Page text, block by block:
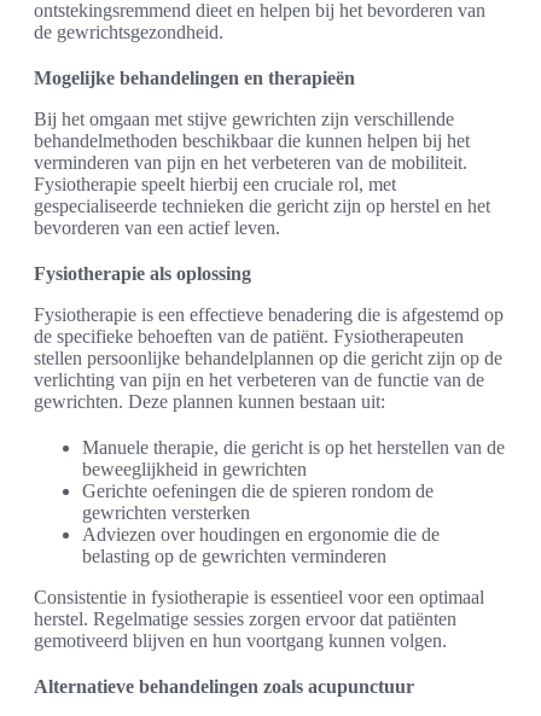
ontstekingsremmend dieet en helpen bij het bevorderen van
de gewrichtsgezondheid.
Mogelijke behandelingen en therapieën
Bij het omgaan met stijve gewrichten zijn verschillende
behandelmethoden beschikbaar die kunnen helpen bij het
verminderen van pijn en het verbeteren van de mobiliteit.
Fysiotherapie speelt hierbij een cruciale rol, met
gespecialiseerde technieken die gericht zijn op herstel en het
bevorderen van een actief leven.
Fysiotherapie als oplossing
Fysiotherapie is een effectieve benadering die is afgestemd op
de specifieke behoeften van de patiënt. Fysiotherapeuten
stellen persoonlijke behandelplannen op die gericht zijn op de
verlichting van pijn en het verbeteren van de functie van de
gewrichten. Deze plannen kunnen bestaan uit:
Manuele therapie, die gericht is op het herstellen van de
beweeglijkheid in gewrichten
Gerichte oefeningen die de spieren rondom de
gewrichten versterken
Adviezen over houdingen en ergonomie die de
belasting op de gewrichten verminderen
Consistentie in fysiotherapie is essentieel voor een optimaal
herstel. Regelmatige sessies zorgen ervoor dat patiënten
gemotiveerd blijven en hun voortgang kunnen volgen.
Alternatieve behandelingen zoals acupunctuur